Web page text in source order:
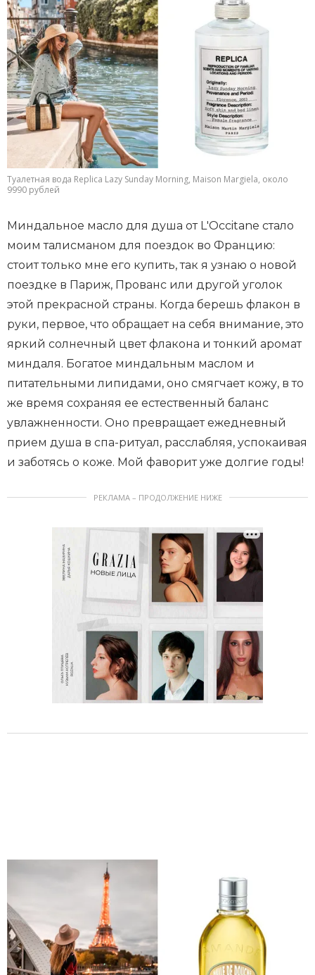
Туалетная вода Replica Lazy Sunday Morning, Maison Margiela, около
9990 рублей
Миндальное масло для душа от L'Occitane стало
моим талисманом для поездок во Францию:
стоит только мне его купить, так я узнаю о новой
поездке в Париж, Прованс или другой уголок
этой прекрасной страны. Когда берешь флакон в
руки, первое, что обращает на себя внимание, это
яркий солнечный цвет флакона и тонкий аромат
миндаля. Богатое миндальным маслом и
питательными липидами, оно смягчает кожу, в то
же время сохраняя ее естественный баланс
увлажненности. Оно превращает ежедневный
прием душа в спа-ритуал, расслабляя, успокаивая
и заботясь о коже. Мой фаворит уже долгие годы!
РЕКЛАМА – ПРОДОЛЖЕНИЕ НИЖЕ